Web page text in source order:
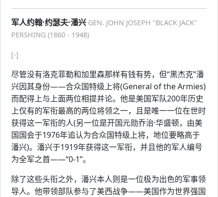
军人约翰·约瑟夫·潘兴 GEN. JOHN JOSEPH "BLACK JACK"
PERSHING (1860 - 1948)
[-]
尽管没有洛克菲勒和加里森那样有钱有势，但“黑杰克”潘
兴因其身份——合众国特级上将(General of the Armies)
而配得上与上面两位相提并论。他是美国军队200年历史
上仅有的军衔最高的两位将领之一，且是唯一一位在世时
获得这一军衔的人(另一位是开国元勋乔治·华盛顿，由美
国国会于1976年追认为合众国特级上将，地位要略高于
潘兴)。潘兴于1919年获得这一军衔，并且他的军人编号
为全军之首——“0-1”。
除了这些头衔之外，潘兴本人则是一位极为出色的军事领
导人。他带领部队参与了美西战争——美国作为世界强国